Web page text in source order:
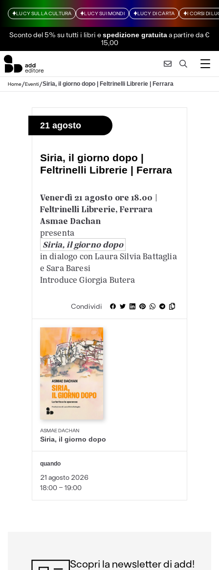
LUCY SULLA CULTURA LUCY SUI MONDI LUCY DI CARTA I CORSI DI
Sconto del 5% su tutti i libri espedizione gratuitaa partire da €
15,00
Home/Eventi/Siria, il giorno dopo | Feltrinelli Librerie | Ferrara
21 agosto
Siria, il giorno dopo |
Feltrinelli Librerie | Ferrara
Venerdì 21 agosto ore 18.00 |
Feltrinelli Librerie, Ferrara
Asmae Dachan
presenta
Siria, il giorno dopo
in dialogo con Laura Silvia Battaglia
e Sara Baresi
Introduce Giorgia Butera
Condividi
ASMAE DACHAN
Siria, il giorno dopo
quando
21 agosto 2026
18:00 - 19:00
Scopri la newsletter di add!